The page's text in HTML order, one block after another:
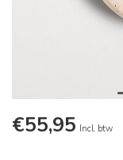
€55,95 Incl. btw